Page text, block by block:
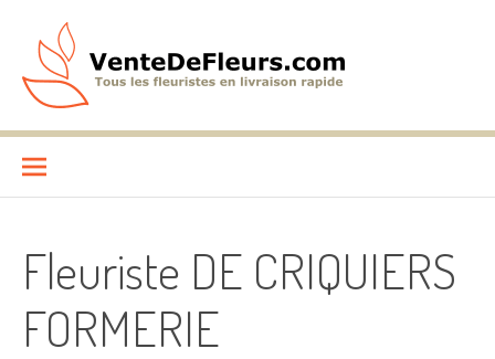
contenu
VenteDeFleurs.com
Fleuriste DE CRIQUIERS
FORMERIE